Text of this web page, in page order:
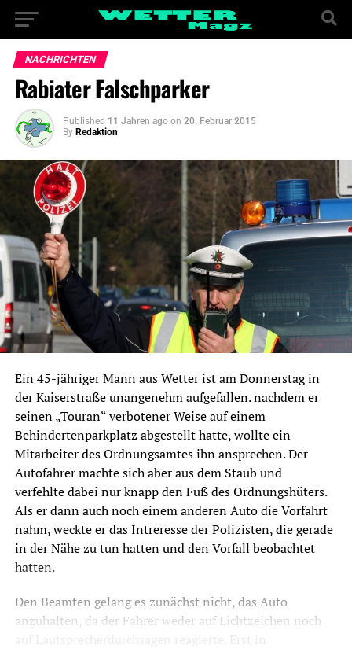
NACHRICHTEN
Rabiater Falschparker
Published 11 Jahren ago on 20. Februar 2015
By Redaktion
Ein 45-jähriger Mann aus Wetter ist am Donnerstag in
der Kaiserstraße unangenehm aufgefallen. nachdem er
seinen „Touran“ verbotener Weise auf einem
Behindertenparkplatz abgestellt hatte, wollte ein
Mitarbeiter des Ordnungsamtes ihn ansprechen. Der
Autofahrer machte sich aber aus dem Staub und
verfehlte dabei nur knapp den Fuß des Ordnungshüters.
Als er dann auch noch einem anderen Auto die Vorfahrt
nahm, weckte er das Intreresse der Polizisten, die gerade
in der Nähe zu tun hatten und den Vorfall beobachtet
hatten.
Den Beamten gelang es zunächst nicht, das Auto
anzuhalten, da der Fahrer weder auf Lichtzeichen noch